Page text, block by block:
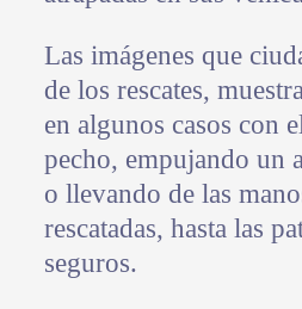
Las imágenes que
de los rescates,
en algunos casos con
pecho, empujando un
o llevando de las
rescatadas, hasta las
seguros.